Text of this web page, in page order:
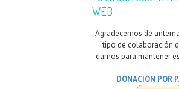
WEB
Agradecemos de
tipo de colaboración
darnos para mantener
DONACIÓN POR